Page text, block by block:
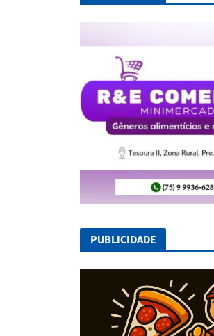
PUBLICIDADE